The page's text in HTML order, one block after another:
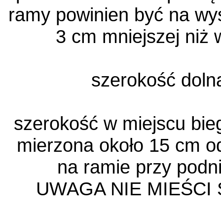
ramy powinien być na
3 cm mniejszej niż
szerokość
szerokość w miejscu
mierzona około 15 cm
na ramie przy
UWAGA NIE MIEŚCI